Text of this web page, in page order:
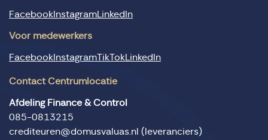
FacebookInstagramLinkedIn
Voor medewerkers
FacebookInstagramTikTokLinkedIn
Contact Centrumlocatie
Afdeling Finance & Control
085-0813215
crediteuren@domusvaluas.nl (leveranciers)